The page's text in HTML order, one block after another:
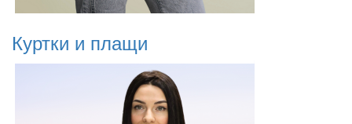
Куртки и плащи